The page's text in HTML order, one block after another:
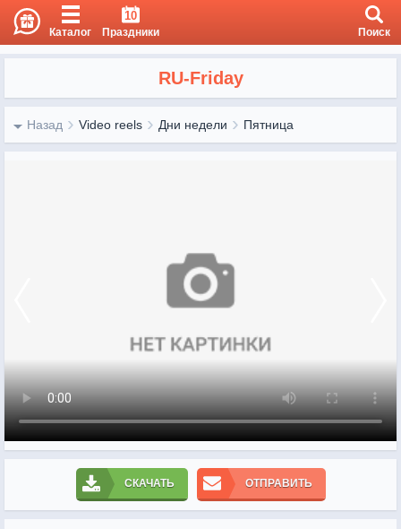
Каталог
10
Праздники Поиск
RU-Friday
Назад Video reels Дни недели Пятница
СКАЧАТЬ ОТПРАВИТЬ